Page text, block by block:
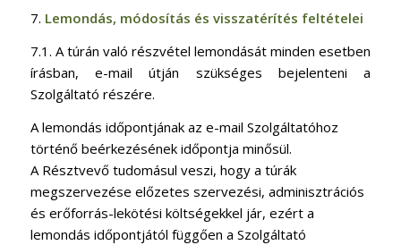
7. Lemondás, módosítás és visszatérítés feltételei
7.1. A túrán való részvétel lemondását minden esetben
írásban, e-mail útján szükséges bejelenteni a
Szolgáltató részére.
A lemondás időpontjának az e-mail Szolgáltatóhoz
történő beérkezésének időpontja minősül.
A Résztvevő tudomásul veszi, hogy a túrák
megszervezése előzetes szervezési, adminisztrációs
és erőforrás-lekötési költségekkel jár, ezért a
lemondás időpontjától függően a Szolgáltató